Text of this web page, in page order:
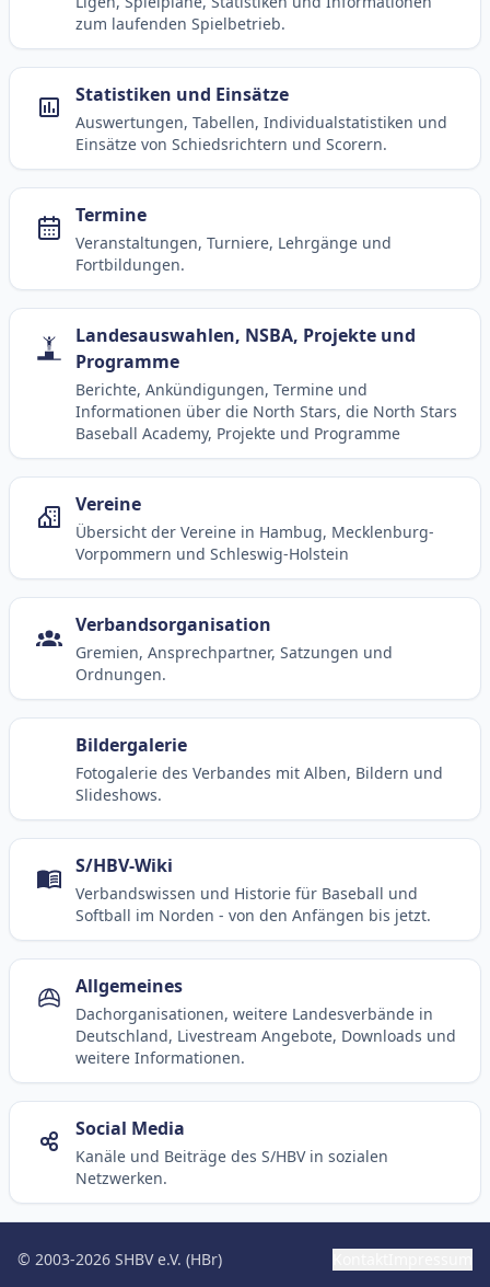
zum laufenden Spielbetrieb.
Statistiken und Einsätze
Auswertungen, Tabellen, Individualstatistiken und
Einsätze von Schiedsrichtern und Scorern.
Termine
Veranstaltungen, Turniere, Lehrgänge und
Fortbildungen.
Landesauswahlen, NSBA, Projekte und
Programme
Berichte, Ankündigungen, Termine und
Informationen über die North Stars, die North Stars
Baseball Academy, Projekte und Programme
Vereine
Übersicht der Vereine in Hambug, Mecklenburg-
Vorpommern und Schleswig-Holstein
Verbandsorganisation
Gremien, Ansprechpartner, Satzungen und
Ordnungen.
Bildergalerie
Fotogalerie des Verbandes mit Alben, Bildern und
Slideshows.
S/HBV-Wiki
Verbandswissen und Historie für Baseball und
Softball im Norden - von den Anfängen bis jetzt.
Allgemeines
Dachorganisationen, weitere Landesverbände in
Deutschland, Livestream Angebote, Downloads und
weitere Informationen.
Social Media
Kanäle und Beiträge des S/HBV in sozialen
Netzwerken.
© 2003-2026 SHBV e.V. (HBr)